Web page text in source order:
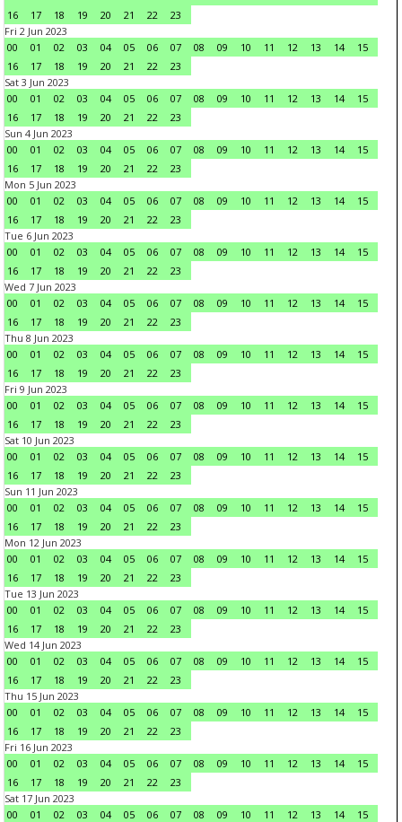
16
17 18 19 20 21 22
23
Fri 2 Jun 2023
00
01 02 03 04 05 06 07 08 09 10 11 12 13 14
15
16
17 18 19 20 21 22
23
Sat 3 Jun 2023
00
01 02 03 04 05 06 07 08 09 10 11 12 13 14
15
16
17 18 19 20 21 22
23
Sun 4 Jun 2023
00
01 02 03 04 05 06 07 08 09 10 11 12 13 14
15
16
17 18 19 20 21 22
23
Mon 5 Jun 2023
00
01 02 03 04 05 06 07 08 09 10 11 12 13 14
15
16
17 18 19 20 21 22
23
Tue 6 Jun 2023
00
01 02 03 04 05 06 07 08 09 10 11 12 13 14
15
16
17 18 19 20 21 22
23
Wed 7 Jun 2023
00
01 02 03 04 05 06 07 08 09 10 11 12 13 14
15
16
17 18 19 20 21 22
23
Thu 8 Jun 2023
00
01 02 03 04 05 06 07 08 09 10 11 12 13 14
15
16
17 18 19 20 21 22
23
Fri 9 Jun 2023
00
01 02 03 04 05 06 07 08 09 10 11 12 13 14
15
16
17 18 19 20 21 22
23
Sat 10 Jun 2023
00
01 02 03 04 05 06 07 08 09 10 11 12 13 14
15
16
17 18 19 20 21 22
23
Sun 11 Jun 2023
00
01 02 03 04 05 06 07 08 09 10 11 12 13 14
15
16
17 18 19 20 21 22
23
Mon 12 Jun 2023
00
01 02 03 04 05 06 07 08 09 10 11 12 13 14
15
16
17 18 19 20 21 22
23
Tue 13 Jun 2023
00
01 02 03 04 05 06 07 08 09 10 11 12 13 14
15
16
17 18 19 20 21 22
23
Wed 14 Jun 2023
00
01 02 03 04 05 06 07 08 09 10 11 12 13 14
15
16
17 18 19 20 21 22
23
Thu 15 Jun 2023
00
01 02 03 04 05 06 07 08 09 10 11 12 13 14
15
16
17 18 19 20 21 22
23
Fri 16 Jun 2023
00
01 02 03 04 05 06 07 08 09 10 11 12 13 14
15
16
17 18 19 20 21 22
23
Sat 17 Jun 2023
00
01 02 03 04 05 06 07 08 09 10 11 12 13 14
15